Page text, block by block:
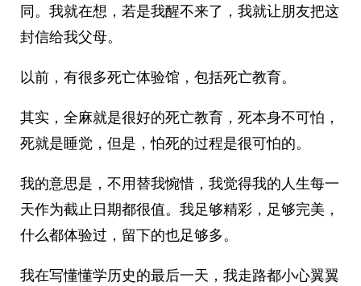
同。我就在想，若是我醒不来了，我就让朋友把这
封信给我父母。
以前，有很多死亡体验馆，包括死亡教育。
其实，全麻就是很好的死亡教育，死本身不可怕，
死就是睡觉，但是，怕死的过程是很可怕的。
我的意思是，不用替我惋惜，我觉得我的人生每一
天作为截止日期都很值。我足够精彩，足够完美，
什么都体验过，留下的也足够多。
我在写懂懂学历史的最后一天，我走路都小心翼翼